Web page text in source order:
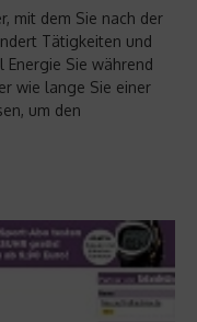
mit dem Sie nach der
Tätigkeiten und
Sie während
wie lange Sie einer
um den